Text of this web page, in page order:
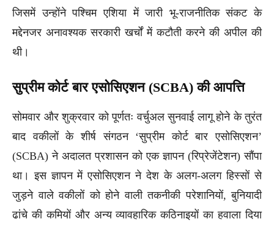
जिसमें उन्होंने पश्चिम एशिया में जारी भू-राजनीतिक संकट के
मद्देनजर अनावश्यक सरकारी खर्चों में कटौती करने की अपील की
थी।
सुप्रीम कोर्ट बार एसोसिएशन (SCBA) की आपत्ति
सोमवार और शुक्रवार को पूर्णतः वर्चुअल सुनवाई लागू होने के तुरंत
बाद वकीलों के शीर्ष संगठन ‘सुप्रीम कोर्ट बार एसोसिएशन’
(SCBA) ने अदालत प्रशासन को एक ज्ञापन (रिप्रेजेंटेशन) सौंपा
था। इस ज्ञापन में एसोसिएशन ने देश के अलग-अलग हिस्सों से
जुड़ने वाले वकीलों को होने वाली तकनीकी परेशानियों, बुनियादी
ढांचे की कमियों और अन्य व्यावहारिक कठिनाइयों का हवाला दिया